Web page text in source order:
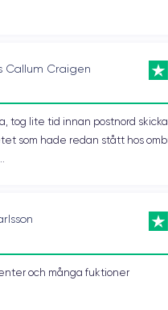
Callum Craigen
tog lite tid innan postnord
som hade redan stått hos
och många fuktioner